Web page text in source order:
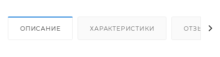
ОПИСАНИЕ ХАРАКТЕРИСТИКИ ОТЗЫВЫ